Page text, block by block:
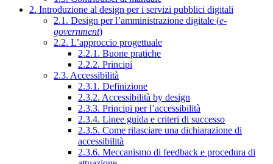
2. Introduzione al design per i servizi pubblici digitali
2.1. Design per l’amministrazione digitale (e-
government)
2.2. L’approccio progettuale
2.2.1. Buone pratiche
2.2.2. Principi
2.3. Accessibilità
2.3.1. Definizione
2.3.2. Accessibilità by design
2.3.3. Principi per l’accessibilità
2.3.4. Linee guida e criteri di successo
2.3.5. Come rilasciare una dichiarazione di
accessibilità
2.3.6. Meccanismo di feedback e procedura di